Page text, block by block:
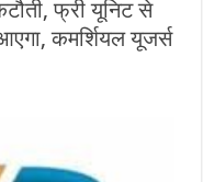
फ्री यूनिट से
कमर्शियल यूजर्स